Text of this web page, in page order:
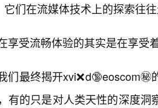
它们在流媒体技术上的探索往
享受流畅体验的其实是在享受
们最终揭开xvi❌d🔞eoscom
有的只是对人类天性的深度